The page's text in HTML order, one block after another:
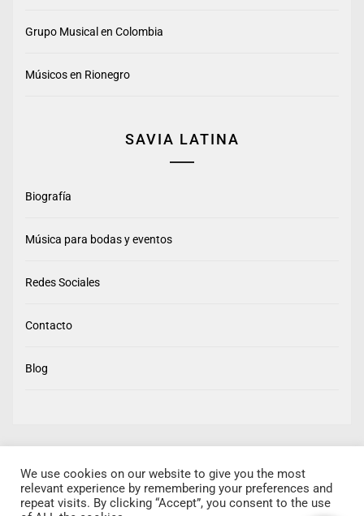
Grupo Musical en Colombia
Músicos en Rionegro
SAVIA LATINA
Biografía
Música para bodas y eventos
Redes Sociales
Contacto
Blog
We use cookies on our website to give you the most
relevant experience by remembering your preferences and
repeat visits. By clicking “Accept”, you consent to the use